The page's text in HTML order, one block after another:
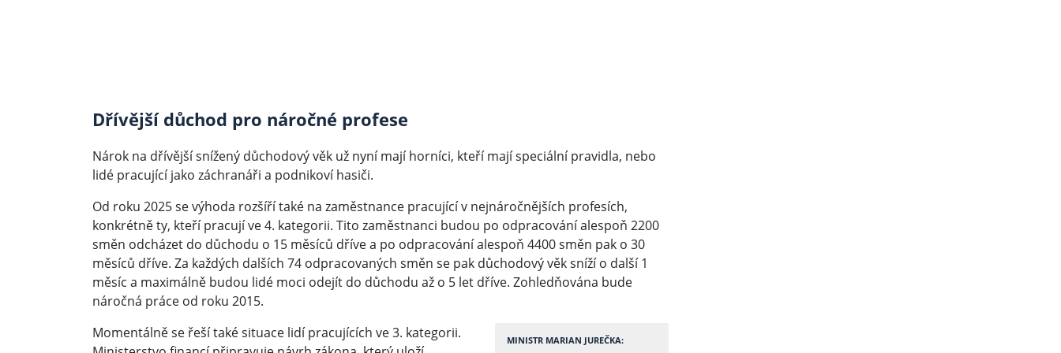
Dřívější důchod pro náročné profese
Nárok na dřívější snížený důchodový věk už nyní mají horníci, kteří mají speciální pravidla, nebo
lidé pracující jako záchranáři a podnikoví hasiči.
Od roku 2025 se výhoda rozšíří také na zaměstnance pracující v nejnáročnějších profesích,
konkrétně ty, kteří pracují ve 4. kategorii. Tito zaměstnanci budou po odpracování alespoň 2200
směn odcházet do důchodu o 15 měsíců dříve a po odpracování alespoň 4400 směn pak o 30
měsíců dříve. Za každých dalších 74 odpracovaných směn se pak důchodový věk sníží o další 1
měsíc a maximálně budou lidé moci odejít do důchodu až o 5 let dříve. Zohledňována bude
náročná práce od roku 2015.
MINISTR MARIAN JUREČKA:
Momentálně se řeší také situace lidí pracujících ve 3. kategorii.